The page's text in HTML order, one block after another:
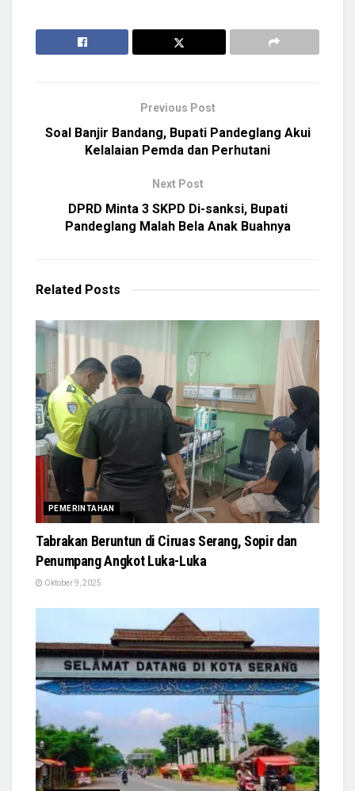
Previous Post
Soal Banjir Bandang, Bupati Pandeglang Akui
Kelalaian Pemda dan Perhutani
Next Post
DPRD Minta 3 SKPD Di-sanksi, Bupati
Pandeglang Malah Bela Anak Buahnya
Related Posts
PEMERINTAHAN
Tabrakan Beruntun di Ciruas Serang, Sopir dan
Penumpang Angkot Luka-Luka
Oktober 9, 2025